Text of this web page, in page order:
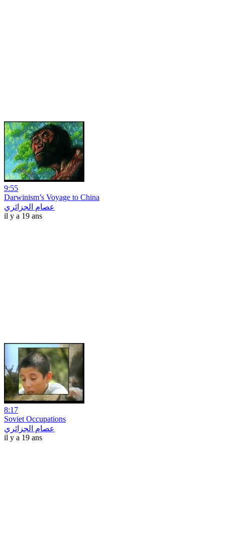
9:55
Darwinism’s Voyage to China
عصام الجزائري
il y a 19 ans
8:17
Soviet Occupations
عصام الجزائري
il y a 19 ans